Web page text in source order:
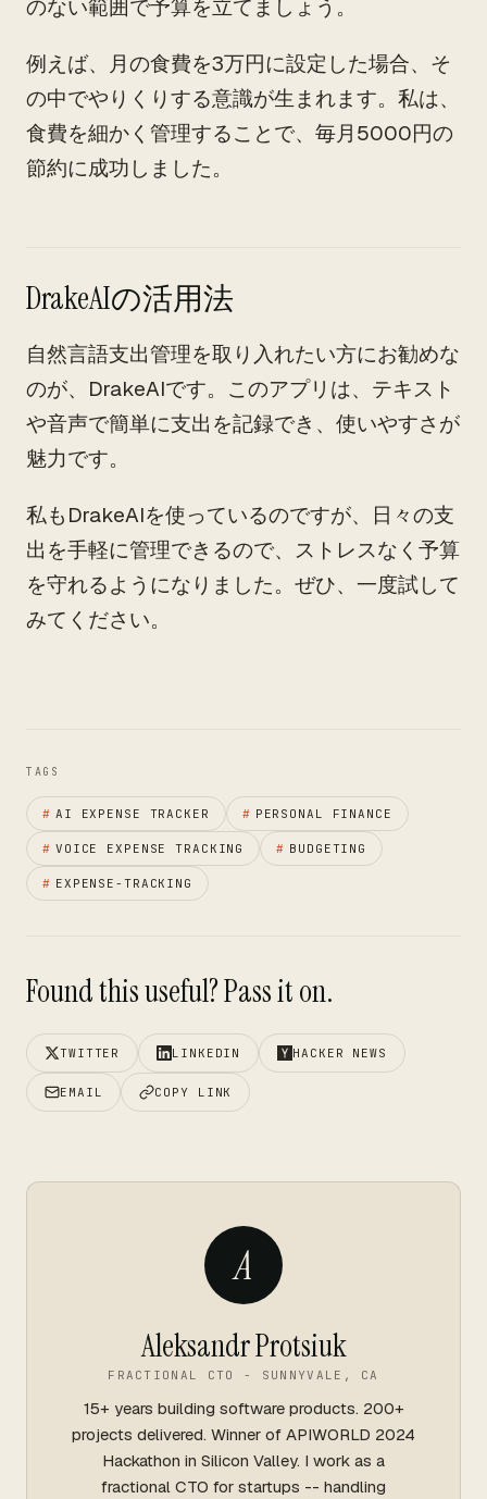
のない範囲で予算を立てましょう。
例えば、月の食費を3万円に設定した場合、そ
の中でやりくりする意識が生まれます。私は、
食費を細かく管理することで、毎月5000円の
節約に成功しました。
DrakeAIの活用法
自然言語支出管理を取り入れたい方にお勧めな
のが、DrakeAIです。このアプリは、テキスト
や音声で簡単に支出を記録でき、使いやすさが
魅力です。
私もDrakeAIを使っているのですが、日々の支
出を手軽に管理できるので、ストレスなく予算
を守れるようになりました。ぜひ、一度試して
みてください。
TAGS
# AI EXPENSE TRACKER # PERSONAL FINANCE
# VOICE EXPENSE TRACKING # BUDGETING
# EXPENSE-TRACKING
Found this useful? Pass it on.
TWITTER LINKEDIN HACKER NEWS
EMAIL COPY LINK
A
Aleksandr Protsiuk
FRACTIONAL CTO - SUNNYVALE, CA
15+ years building software products. 200+
projects delivered. Winner of APIWORLD 2024
Hackathon in Silicon Valley. I work as a
fractional CTO for startups -- handling